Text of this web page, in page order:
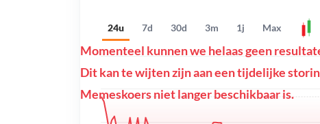
24u 7d 30d 3m 1j Max
Momenteel kunnen we helaas geen
Dit kan te wijten zijn aan een tijdelijke
Memeskoers niet langer beschikbaar is.